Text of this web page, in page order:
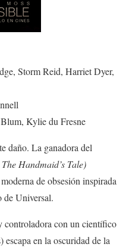
Storm Reid, Harriet Dyer,
Kylie du Fresne
daño. La ganadora del
Handmaid’s Tale)
de obsesión inspirada
de Universal.
controladora con un científico
en la oscuridad de la